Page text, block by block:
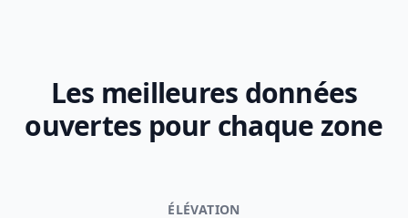
Les meilleures données
ouvertes pour chaque zone
ÉLÉVATION